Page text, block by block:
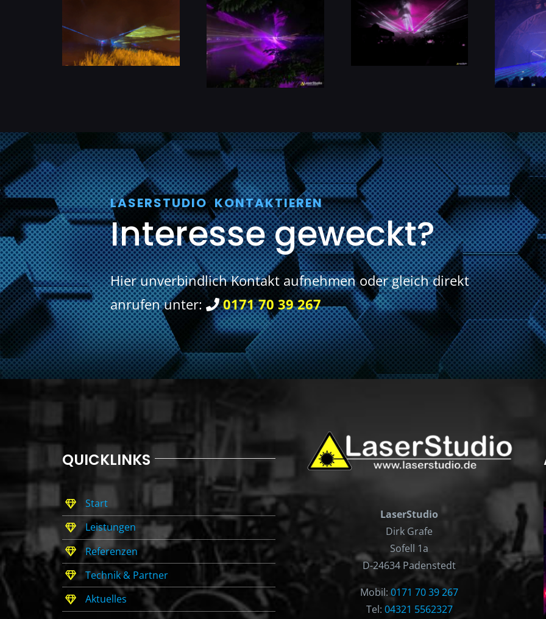
LASERSTUDIO KONTAKTIEREN
Interesse geweckt?
Hier unverbindlich Kontakt aufnehmen oder gleich direkt
anrufen unter:
0171 70 39 267
QUICKLINKS
Start
Leistungen
Referenzen
Technik & Partner
Aktuelles
LaserStudio
Dirk Grafe
Sofell 1a
D-24634 Padenstedt
Mobil:0171 70 39 267
Tel: 04321 5562327